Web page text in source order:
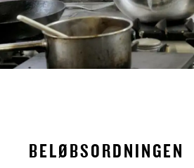
BELØBSORDNINGEN